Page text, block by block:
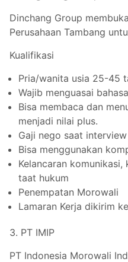
Dinchang Group
Perusahaan Tambang
Kualifikasi
Pria/wanita usia 25-45
Wajib menguasai
Bisa membaca dan
menjadi nilai plus.
Gaji nego saat interview
Bisa menggunakan
Kelancaran
taat hukum
Penempatan Morowali
Lamaran Kerja dikirim
3. PT IMIP
PT Indonesia Morowali